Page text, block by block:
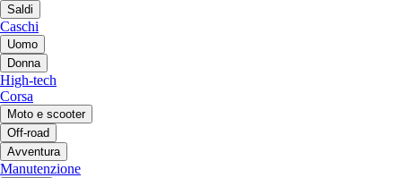
Saldi
Caschi
Uomo
Donna
High-tech
Corsa
Moto e scooter
Off-road
Avventura
Manutenzione